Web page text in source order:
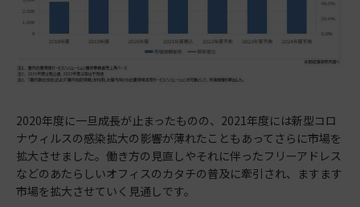
2020年度に一旦成長が止まったものの、2021年度には新型コロ
ナウィルスの感染拡大の影響が薄れたこともあってさらに市場を
拡大させました。働き方の見直しやそれに伴ったフリーアドレス
などのあたらしいオフィスのカタチの普及に牽引され、ますます
市場を拡大させていく見通しです。